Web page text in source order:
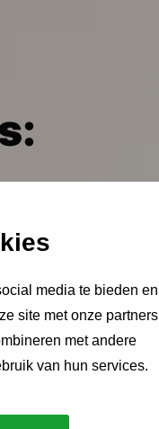
media te bieden en
site met onze partners
met andere
van hun services.
van
de arbeidsmarkt.